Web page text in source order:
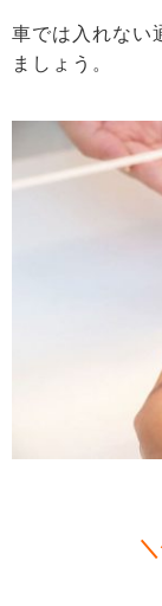
車では入れない
ましょう。